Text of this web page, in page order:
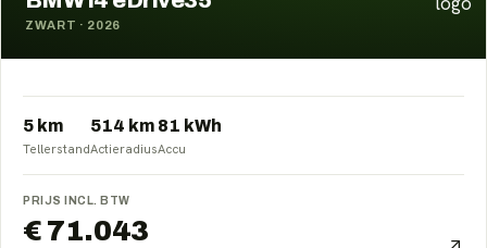
ZWART · 2026
5 km
Tellerstand
514 km
Actieradius
81 kWh
Accu
PRIJS INCL. BTW
€ 71.043